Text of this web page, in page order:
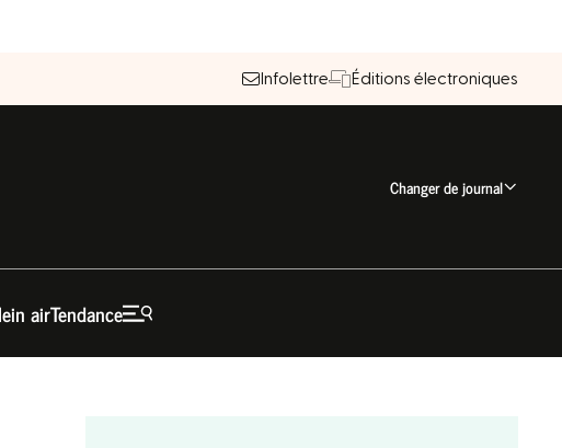
Infolettre Éditions électroniques
Changer de journal
airTendance